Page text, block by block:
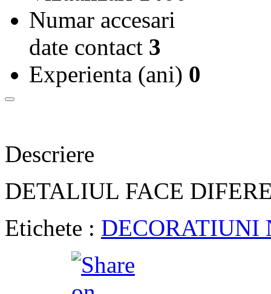
Numar accesari
date contact 3
Experienta (ani) 0
Descriere
DETALIUL FACE
Etichete : DECORATIUNI